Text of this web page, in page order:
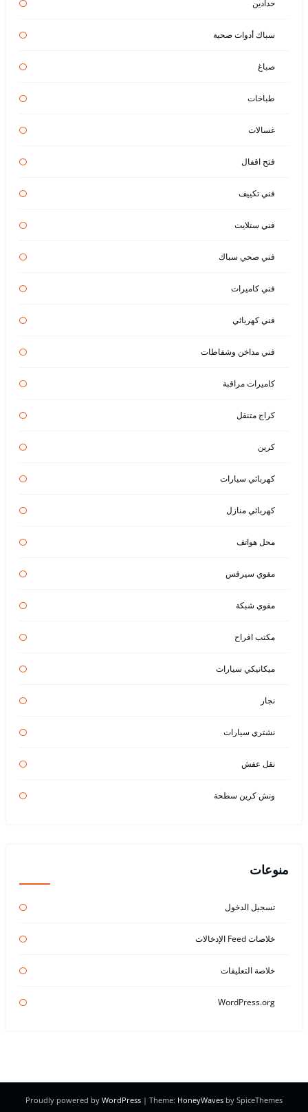
حدادين
سباك أدوات صحية
صباغ
طباخات
غسالات
فتح اقفال
فني تكييف
فني ستلايت
فني صحي سباك
فني كاميرات
فني كهربائي
فني مداخن وشفاطات
كاميرات مراقبة
كراج متنقل
كرين
كهربائي سيارات
كهربائي منازل
محل هواتف
مقوي سيرفس
مقوي شبكة
مكتب افراح
ميكانيكي سيارات
نجار
نشتري سيارات
نقل عفش
ونش كرين سطحة
منوعات
تسجيل الدخول
خلاصات Feed الإدخالات
خلاصة التعليقات
WordPress.org
Proudly powered by WordPress | Theme: HoneyWaves by SpiceThemes